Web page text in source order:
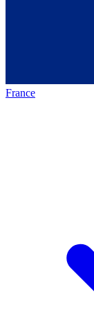
France